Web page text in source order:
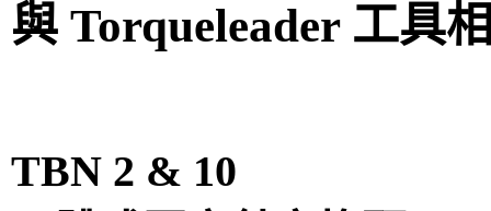
與 Torqueleader 工具
TBN 2 & 10